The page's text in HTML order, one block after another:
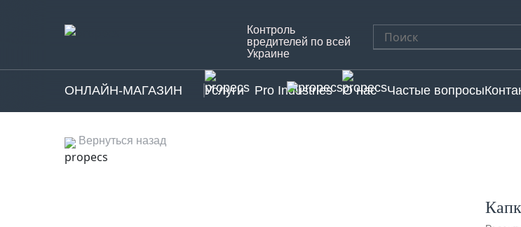
Контроль
вредителей по всей
Украине
Найти:
ОНЛАЙН-МАГАЗИН Услуги Pro Industries О нас Частые вопросы
Вернуться назад